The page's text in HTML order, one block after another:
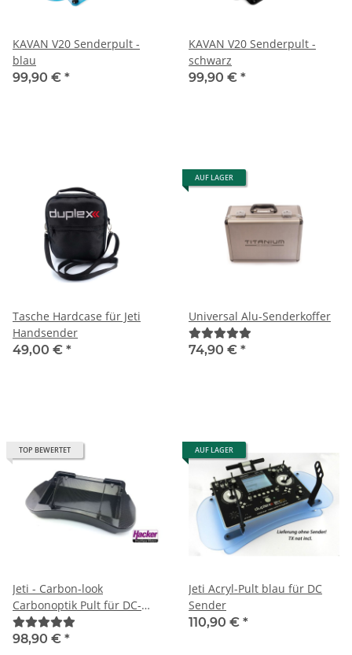
KAVAN V20 Senderpult -
blau
99,90 € *
KAVAN V20 Senderpult -
schwarz
99,90 € *
Tasche Hardcase für Jeti
Handsender
49,00 € *
AUF LAGER
Universal Alu-Senderkoffer
74,90 € *
TOP BEWERTET
Jeti - Carbon-look
Carbonoptik Pult für DC-
Sender
98,90 € *
AUF LAGER
Jeti Acryl-Pult blau für DC
Sender
110,90 € *